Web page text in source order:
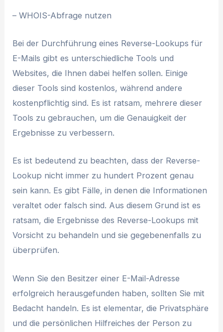
– WHOIS-Abfrage nutzen
Bei der Durchführung eines Reverse-Lookups für
E-Mails gibt es unterschiedliche Tools und
Websites, die Ihnen dabei helfen sollen. Einige
dieser Tools sind kostenlos, während andere
kostenpflichtig sind. Es ist ratsam, mehrere dieser
Tools zu gebrauchen, um die Genauigkeit der
Ergebnisse zu verbessern.
Es ist bedeutend zu beachten, dass der Reverse-
Lookup nicht immer zu hundert Prozent genau
sein kann. Es gibt Fälle, in denen die Informationen
veraltet oder falsch sind. Aus diesem Grund ist es
ratsam, die Ergebnisse des Reverse-Lookups mit
Vorsicht zu behandeln und sie gegebenenfalls zu
überprüfen.
Wenn Sie den Besitzer einer E-Mail-Adresse
erfolgreich herausgefunden haben, sollten Sie mit
Bedacht handeln. Es ist elementar, die Privatsphäre
und die persönlichen Hilfreiches der Person zu